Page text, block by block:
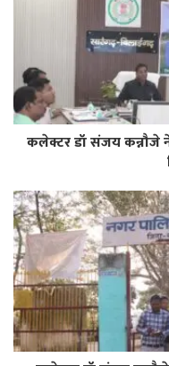
कलेक्टर डॉ संजय